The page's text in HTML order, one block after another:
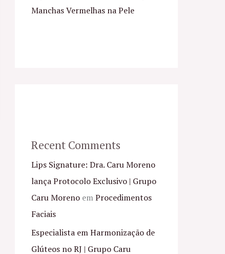
Manchas Vermelhas na Pele
Recent Comments
Lips Signature: Dra. Caru Moreno
lança Protocolo Exclusivo | Grupo
Caru Moreno emProcedimentos
Faciais
Especialista em Harmonização de
Glúteos no RJ | Grupo Caru